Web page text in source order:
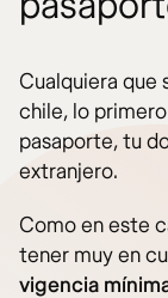
Cualquiera que
chile, lo
pasaporte, tu
extranjero.
Como en este
tener muy en
vigencia